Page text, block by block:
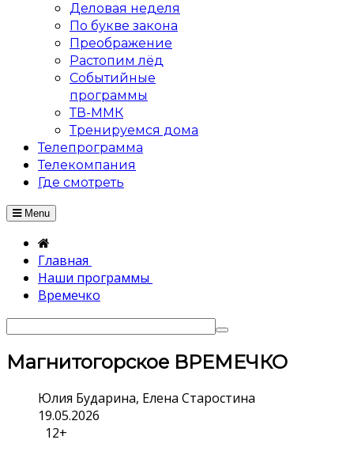
Деловая неделя
По букве закона
Преображение
Растопим лёд
Событийные
программы
ТВ-ММК
Тренируемся дома
Телепрограмма
Телекомпания
Где смотреть
Menu
Главная
Наши программы
Времечко
Магнитогорское ВРЕМЕЧКО
Юлия Бударина, Елена Старостина
19.05.2026
12+